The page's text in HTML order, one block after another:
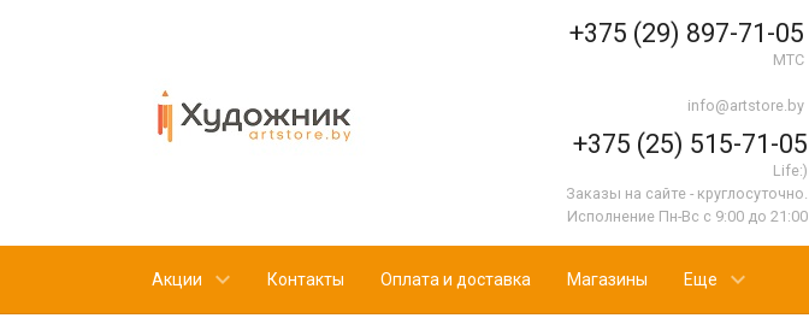
+375 (29) 897-71-05
МТС
info@artstore.by
+375 (25) 515-71-05
Life:)
Заказы на сайте - круглосуточно.
Исполнение Пн-Вс с 9:00 до 21:00
Акции Контакты Оплата и доставка Магазины Еще